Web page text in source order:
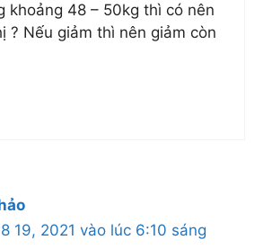
khoảng 48 – 50kg thì có nên
? Nếu giảm thì nên giảm còn
19, 2021 vào lúc 6:10 sáng